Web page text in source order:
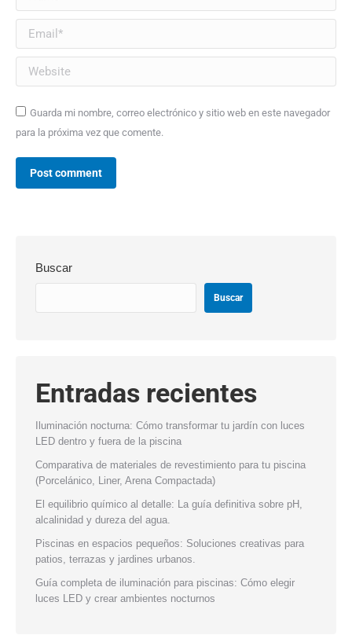
Email *
Website
Guarda mi nombre, correo electrónico y sitio web en este navegador
para la próxima vez que comente.
Post comment
Buscar
Buscar
Entradas recientes
Iluminación nocturna: Cómo transformar tu jardín con luces
LED dentro y fuera de la piscina
Comparativa de materiales de revestimiento para tu piscina
(Porcelánico, Liner, Arena Compactada)
El equilibrio químico al detalle: La guía definitiva sobre pH,
alcalinidad y dureza del agua.
Piscinas en espacios pequeños: Soluciones creativas para
patios, terrazas y jardines urbanos.
Guía completa de iluminación para piscinas: Cómo elegir
luces LED y crear ambientes nocturnos